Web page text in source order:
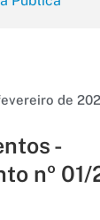
de
-
nº